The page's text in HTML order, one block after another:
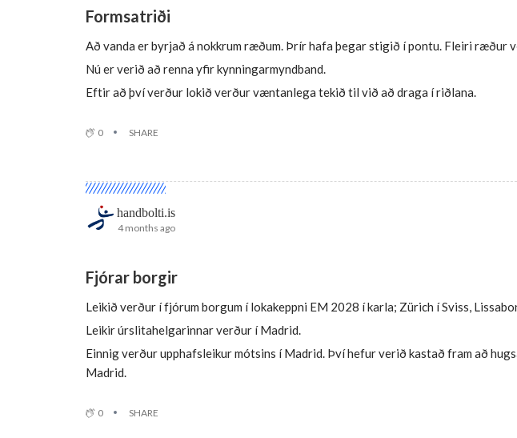
Formsatriði
Að vanda er byrjað á nokkrum ræðum. Þrír hafa þegar stigið í pontu. Fleiri ræður
Nú er verið að renna yfir kynningarmyndband.
Eftir að því verður lokið verður væntanlega tekið til við að draga í riðlana.
0 SHARE
4 months ago
handbolti.is
Fjórar borgir
Leikið verður í fjórum borgum í lokakeppni EM 2028 í karla; Zürich í Sviss,
Leikir úrslitahelgarinnar verður í Madrid.
Einnig verður upphafsleikur mótsins í Madrid. Því hefur verið kastað fram að
Madrid.
0 SHARE